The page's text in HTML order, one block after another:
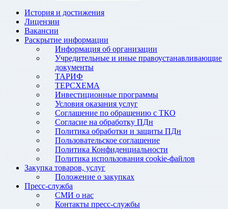
История и достижения
Лицензии
Вакансии
Раскрытие информации
Информация об организации
Учредительные и иные правоустанавливающие
документы
ТАРИФ
ТЕРСХЕМА
Инвестиционные программы
Условия оказания услуг
Соглашение по обращению с ТКО
Согласие на обработку ПДн
Политика обработки и защиты ПДн
Пользовательское соглашение
Политика Конфиденциальности
Политика использования cookie-файлов
Закупка товаров, услуг
Положение о закупках
Пресс-служба
СМИ о нас
Контакты пресс-службы